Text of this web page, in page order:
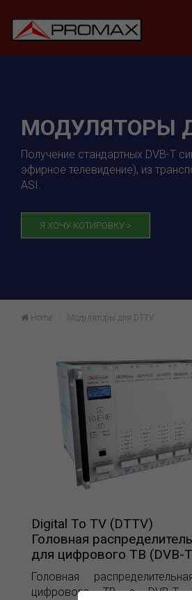
МОДУЛЯТОРЫ
Получение стандартных DVB-T
эфирное телевидение), из
ASI.
Я ХОЧУ КОТИРОВКУ >
Home Модуляторы для DTTV
Digital To TV (DTTV)
Головная
для цифрового ТВ (DVB-
Головная
цифрового ТВ с DVB-T